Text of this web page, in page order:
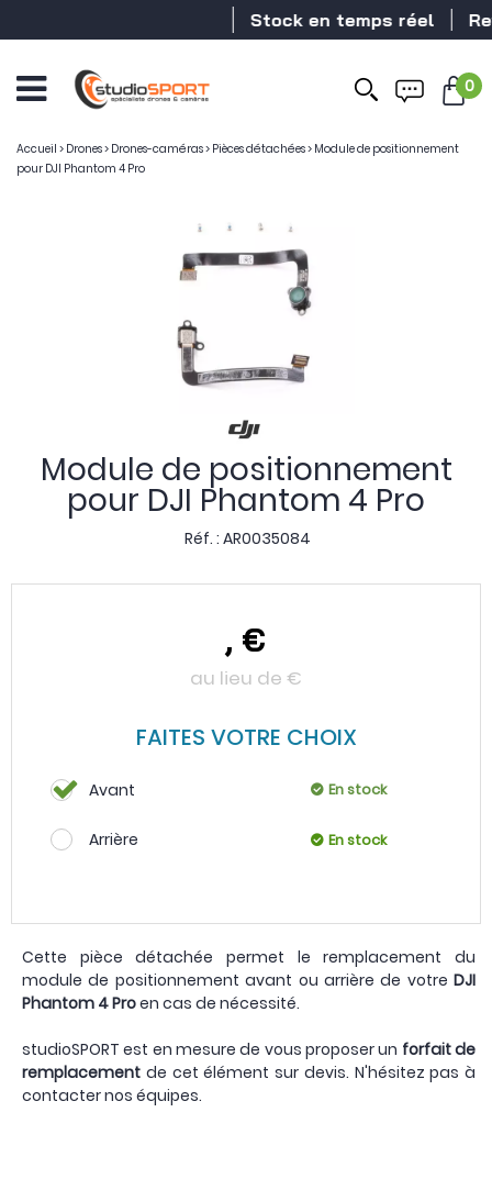
Stock en temps réel
0
Accueil > Drones> Drones-caméras> Pièces détachées> Module de positionnement
pour DJI Phantom 4 Pro
Module de positionnement
pour DJI Phantom 4 Pro
Réf. : AR0035084
, €
au lieu de €
FAITES VOTRE CHOIX
Avant En stock
Arrière En stock
Cette pièce détachée permet le remplacement du
module de positionnement avant ou arrière de votre DJI
Phantom 4 Proen cas de nécessité.
studioSPORT est en mesure de vous proposer un forfait de
remplacement de cet élément sur devis. N'hésitez pas à
contacter nos équipes.